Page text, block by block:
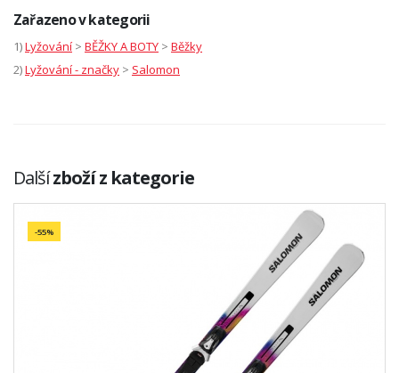
Zařazeno v kategorii
1)Lyžování > BĚŽKY A BOTY > Běžky
2)Lyžování - značky > Salomon
Dalšízboží z kategorie
-55%